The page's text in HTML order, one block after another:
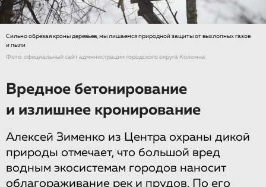
Сильно обрезая кроны деревьев, мы лишаемся природной защиты от выхлопных газов
и пыли
Фото: официальный сайт администрации городского округа Коломна
Вредное бетонирование
и излишнее кронирование
Алексей Зименко из Центра охраны дикой
природы отмечает, что большой вред
водным экосистемам городов наносит
облагораживание рек и прудов. По его